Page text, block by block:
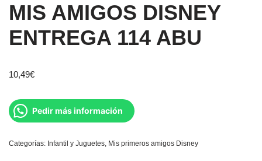
MIS AMIGOS DISNEY
ENTREGA 114 ABU
10,49€
Pedir más información
Categorías: Infantil y Juguetes, Mis primeros amigos Disney